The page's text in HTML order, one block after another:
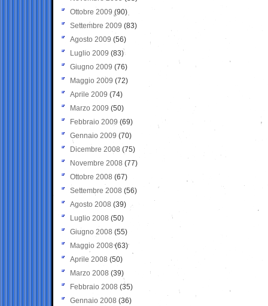
Ottobre 2009 (90)
Settembre 2009 (83)
Agosto 2009 (56)
Luglio 2009 (83)
Giugno 2009 (76)
Maggio 2009 (72)
Aprile 2009 (74)
Marzo 2009 (50)
Febbraio 2009 (69)
Gennaio 2009 (70)
Dicembre 2008 (75)
Novembre 2008 (77)
Ottobre 2008 (67)
Settembre 2008 (56)
Agosto 2008 (39)
Luglio 2008 (50)
Giugno 2008 (55)
Maggio 2008(63)
Aprile 2008 (50)
Marzo 2008 (39)
Febbraio 2008 (35)
Gennaio 2008 (36)